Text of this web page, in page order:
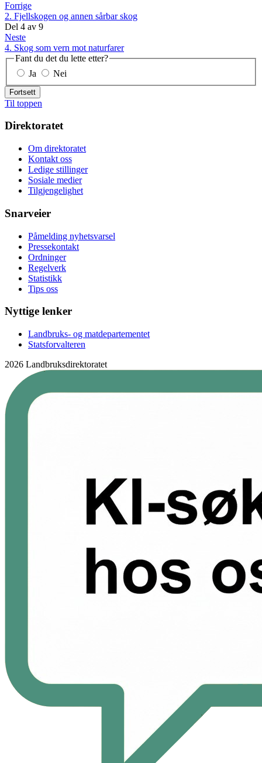
Forrige
2. Fjellskogen og annen sårbar skog
Del 4 av 9
Neste
4. Skog som vern mot naturfarer
Fant du det du lette etter?
Ja
Nei
Fortsett
Til toppen
Direktoratet
Om direktoratet
Kontakt oss
Ledige stillinger
Sosiale medier
Tilgjengelighet
Snarveier
Påmelding nyhetsvarsel
Pressekontakt
Ordninger
Regelverk
Statistikk
Tips oss
Nyttige lenker
Landbruks- og matdepartementet
Statsforvalteren
2026 Landbruksdirektoratet